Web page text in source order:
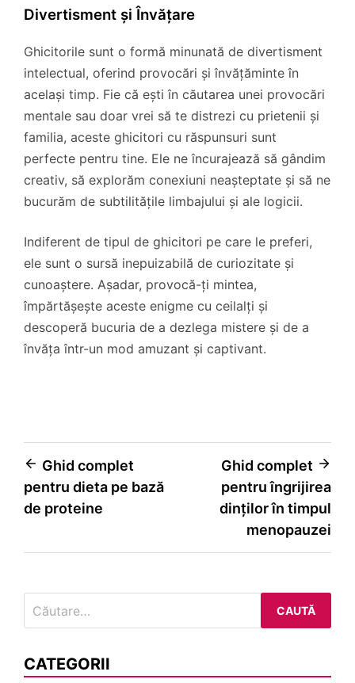
Divertisment și Învățare
Ghicitorile sunt o formă minunată de divertisment
intelectual, oferind provocări și învățăminte în
același timp. Fie că ești în căutarea unei provocări
mentale sau doar vrei să te distrezi cu prietenii și
familia, aceste ghicitori cu răspunsuri sunt
perfecte pentru tine. Ele ne încurajează să gândim
creativ, să explorăm conexiuni neașteptate și să ne
bucurăm de subtilitățile limbajului și ale logicii.
Indiferent de tipul de ghicitori pe care le preferi,
ele sunt o sursă inepuizabilă de curiozitate și
cunoaștere. Așadar, provocă-ți mintea,
împărtășește aceste enigme cu ceilalți și
descoperă bucuria de a dezlega mistere și de a
învăța într-un mod amuzant și captivant.
Navigare
în
Ghid complet
pentru dieta pe bază
de proteine
Ghid complet
pentru îngrijirea
dinților în timpul
menopauzei
după:
CATEGORII